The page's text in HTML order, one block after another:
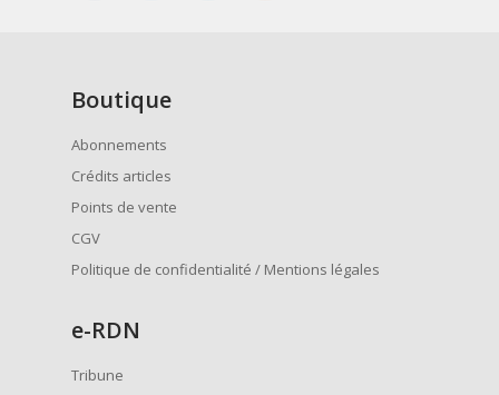
Boutique
Abonnements
Crédits articles
Points de vente
CGV
Politique de confidentialité / Mentions légales
e-RDN
Tribune